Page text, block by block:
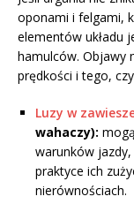
oponami i felgami,
elementów układu
hamulców. Objawy
prędkości i tego,
Luzy w
wahaczy):
warunków
praktyce ich
nierównościach.